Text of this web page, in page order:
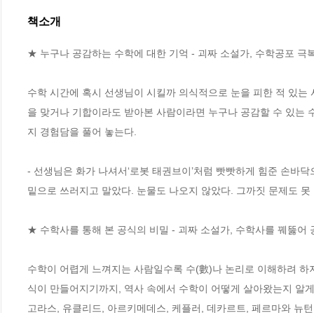
책소개
★ 누구나 공감하는 수학에 대한 기억 - 괴짜 소설가, 수학공포 극
수학 시간에 혹시 선생님이 시킬까 의식적으로 눈을 피한 적 있
을 맞거나 기합이라도 받아본 사람이라면 누구나 공감할 수 있는
지 경험담을 풀어 놓는다.
- 선생님은 화가 나셔서‘로봇 태권브이’처럼 빳빳하게 힘준 손바
밑으로 쓰러지고 말았다. 눈물도 나오지 않았다. 그까짓 문제도
★ 수학사를 통해 본 공식의 비밀 - 괴짜 소설가, 수학사를 꿰뚫어
수학이 어렵게 느껴지는 사람일수록 수(數)나 논리로 이해하려
식이 만들어지기까지, 역사 속에서 수학이 어떻게 살아왔는지 알
고라스, 유클리드, 아르키메데스, 케플러, 데카르트, 페르마와 뉴